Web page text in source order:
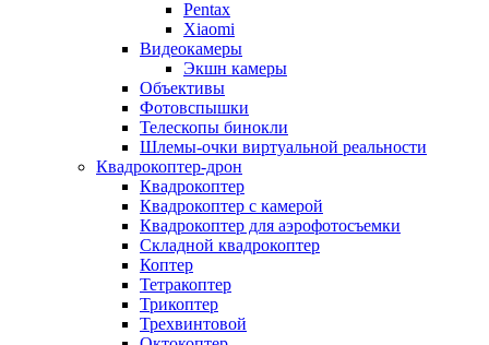
Pentax
Xiaomi
Видеокамеры
Экшн камеры
Объективы
Фотовспышки
Телескопы бинокли
Шлемы-очки виртуальной реальности
Квадрокоптер-дрон
Квадрокоптер
Квадрокоптер с камерой
Квадрокоптер для аэрофотосъемки
Складной квадрокоптер
Коптер
Тетракоптер
Трикоптер
Трехвинтовой